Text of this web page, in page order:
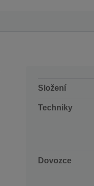
Složení
Techniky
Dovozce